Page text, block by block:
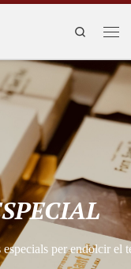
Search
per endolcir el